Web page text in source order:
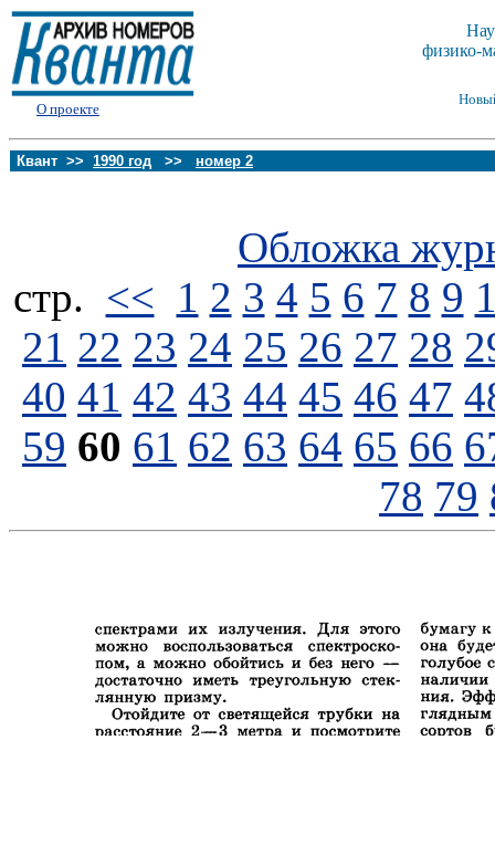
О проекте
физико-
Квант >> 1990 год >> номер 2
Обложка
стp. << 1 2 3 4 5 6 7 8 9
21 22 23 24 25 26 27 28
40 41 42 43 44 45 46 47
59 60 61 62 63 64 65 66
78 79